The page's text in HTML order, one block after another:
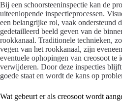
Bij een schoorsteeninspectie kan de
uiteenlopende inspectieprocessen.
een belangrijke rol, vaak ondersteund
gedetailleerd beeld geven van de
rookkanaal. Traditionele technieken,
vegen van het rookkanaal, zijn
eventuele ophopingen van creosoot te
verwijderen. Door deze inspecties
goede staat en wordt de kans op
Wat gebeurt er als creosoot wordt